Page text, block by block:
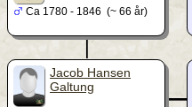
Ca 1780 - 1846 (~ 66 år)
|
Jacob Hansen
Galtung
_